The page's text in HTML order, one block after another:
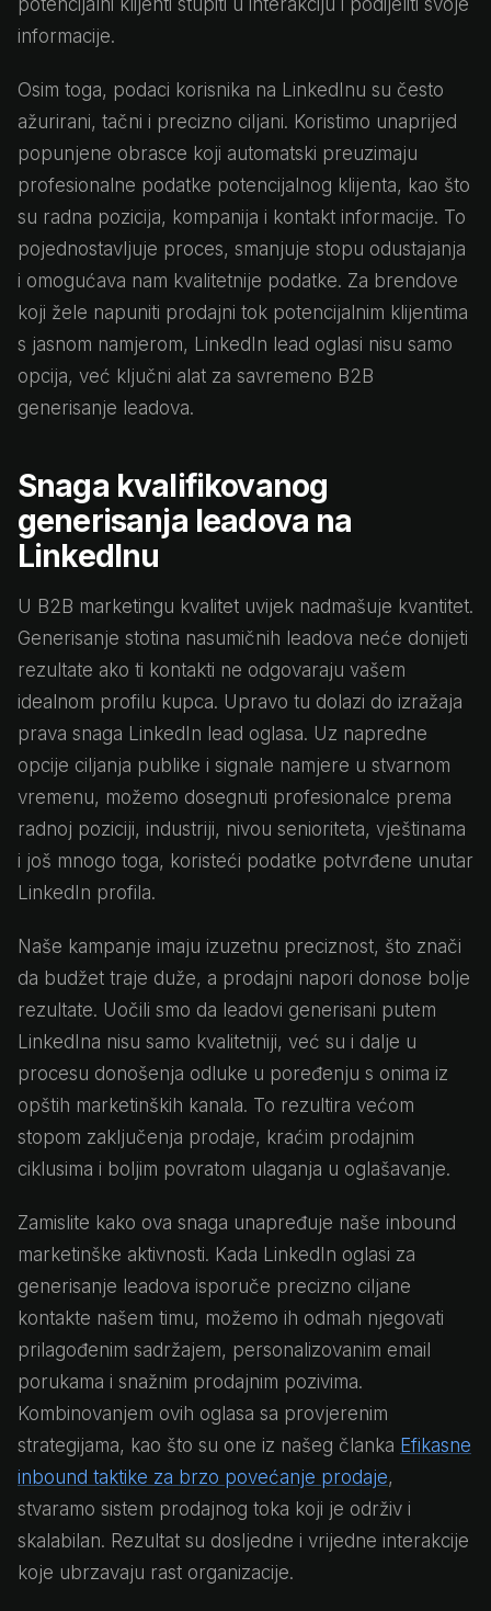
potencijalni klijenti stupiti u interakciju i podijeliti svoje
informacije.
Osim toga, podaci korisnika na LinkedInu su često
ažurirani, tačni i precizno ciljani. Koristimo unaprijed
popunjene obrasce koji automatski preuzimaju
profesionalne podatke potencijalnog klijenta, kao što
su radna pozicija, kompanija i kontakt informacije. To
pojednostavljuje proces, smanjuje stopu odustajanja
i omogućava nam kvalitetnije podatke. Za brendove
koji žele napuniti prodajni tok potencijalnim klijentima
s jasnom namjerom, LinkedIn lead oglasi nisu samo
opcija, već ključni alat za savremeno B2B
generisanje leadova.
Snaga kvalifikovanog
generisanja leadova na
LinkedInu
U B2B marketingu kvalitet uvijek nadmašuje kvantitet.
Generisanje stotina nasumičnih leadova neće donijeti
rezultate ako ti kontakti ne odgovaraju vašem
idealnom profilu kupca. Upravo tu dolazi do izražaja
prava snaga LinkedIn lead oglasa. Uz napredne
opcije ciljanja publike i signale namjere u stvarnom
vremenu, možemo dosegnuti profesionalce prema
radnoj poziciji, industriji, nivou senioriteta, vještinama
i još mnogo toga, koristeći podatke potvrđene unutar
LinkedIn profila.
Naše kampanje imaju izuzetnu preciznost, što znači
da budžet traje duže, a prodajni napori donose bolje
rezultate. Uočili smo da leadovi generisani putem
LinkedIna nisu samo kvalitetniji, već su i dalje u
procesu donošenja odluke u poređenju s onima iz
opštih marketinških kanala. To rezultira većom
stopom zaključenja prodaje, kraćim prodajnim
ciklusima i boljim povratom ulaganja u oglašavanje.
Zamislite kako ova snaga unapređuje naše inbound
marketinške aktivnosti. Kada LinkedIn oglasi za
generisanje leadova isporuče precizno ciljane
kontakte našem timu, možemo ih odmah njegovati
prilagođenim sadržajem, personalizovanim email
porukama i snažnim prodajnim pozivima.
Kombinovanjem ovih oglasa sa provjerenim
strategijama, kao što su one iz našeg članka Efikasne
inbound taktike za brzo povećanje prodaje,
stvaramo sistem prodajnog toka koji je održiv i
skalabilan. Rezultat su dosljedne i vrijedne interakcije
koje ubrzavaju rast organizacije.